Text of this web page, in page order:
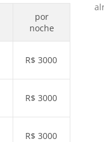
por
noche
R$ 3000
R$ 3000
R$ 3000